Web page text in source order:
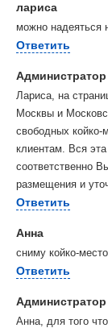
лариса
можно надеяться
Ответить
Администратор
Лариса, на
Москвы и
свободных койко-
клиентам. Вся
соответственно
размещения и
Ответить
Анна
сниму койко-
Ответить
Администратор
Анна, для того